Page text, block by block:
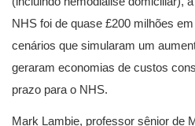
NHS foi de quase £200 milhões
cenários que simularam um
geraram economias de custos
prazo para o NHS.
Mark Lambie, professor sênior de